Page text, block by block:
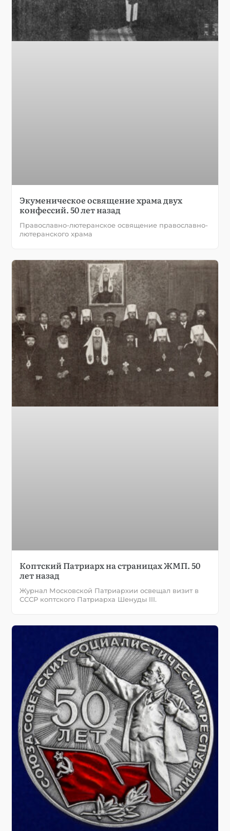
Экуменическое освящение храма двух
конфессий. 50 лет назад
Православно-лютеранское освящение православно-
лютеранского храма
Коптский Патриарх на страницах ЖМП. 50
лет назад
Журнал Московской Патриархии освещал визит в
СССР коптского Патриарха Шенуды III.